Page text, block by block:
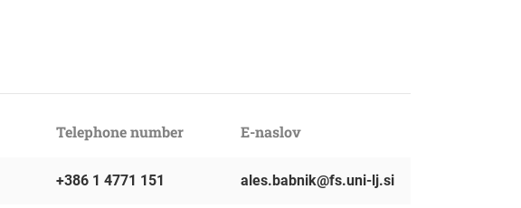
Telephone number E-naslov
+386 1 4771 151 ales.babnik@fs.uni-lj.si